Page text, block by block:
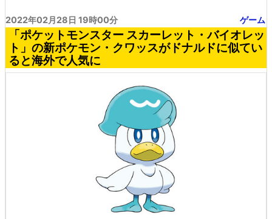
2022年02月28日 19時00分 ゲーム
「ポケットモンスター スカーレット・バイオレッ
ト」の新ポケモン・クワッスがドナルドに似てい
ると海外で人気に